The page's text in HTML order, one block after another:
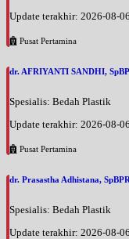
Update terakhir: 2026-08-
Pusat Pertamina
dr. AFRIYANTI SANDHI,
Spesialis: Bedah Plastik
Update terakhir: 2026-08-
Pusat Pertamina
dr. Prasastha Adhistana,
Spesialis: Bedah Plastik
Update terakhir: 2026-08-